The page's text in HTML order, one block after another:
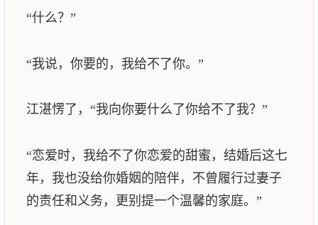
“什么？”
“我说，你要的，我给不了你。”
江湛愣了，“我向你要什么了你给不了我？”
“恋爱时，我给不了你恋爱的甜蜜，结婚后这七
年，我也没给你婚姻的陪伴，不曾履行过妻子
的责任和义务，更别提一个温馨的家庭。”